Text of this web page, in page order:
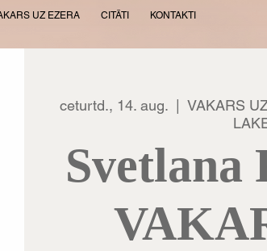
UZ EZERA CITĀTI KONTAKTI
ceturtd., 14. aug.
  |
VAKARS
Svetlana